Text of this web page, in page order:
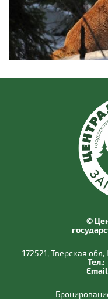
©
172521, Тверская
Тел.: